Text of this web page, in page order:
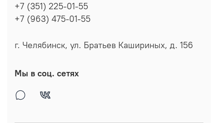
+7 (351) 225-01-55
+7 (963) 475-01-55
г. Челябинск, ул. Братьев Кашириных, д. 156
Мы в соц. сетях